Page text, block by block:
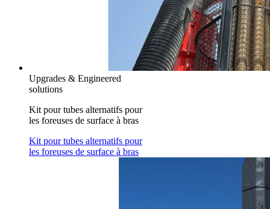
Upgrades & Engineered
solutions
Kit pour tubes alternatifs pour
les foreuses de surface à bras
Kit pour tubes alternatifs pour
les foreuses de surface à bras